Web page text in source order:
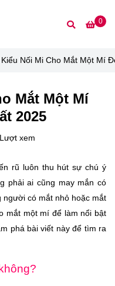
0
Kiểu Nối Mi Cho Mắt Một Mí
Mắt Một Mí
2025
xem
rũ luôn thu hút sự chú ý
phải ai cũng may mắn có
người có mắt nhỏ hoặc mắt
mắt một mí để làm nổi bật
phá bài viết này để tìm ra